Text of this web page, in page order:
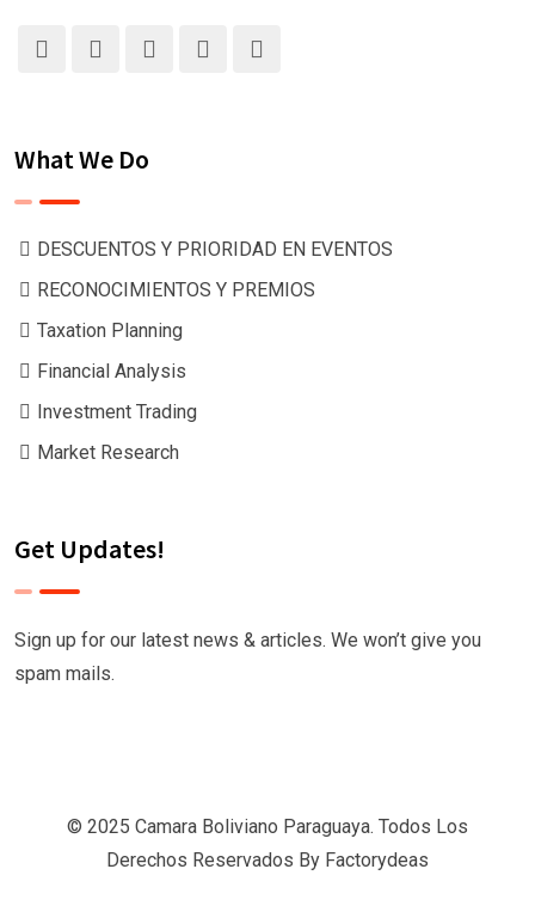
What We Do
DESCUENTOS Y PRIORIDAD EN EVENTOS
RECONOCIMIENTOS Y PREMIOS
Taxation Planning
Financial Analysis
Investment Trading
Market Research
Get Updates!
Sign up for our latest news & articles. We won’t give you
spam mails.
© 2025 Camara Boliviano Paraguaya. Todos Los
Derechos Reservados By Factorydeas